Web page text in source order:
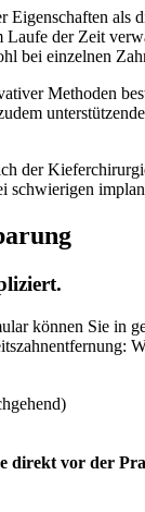
Eigenschaften
der Zeit
bei einzelnen
Methoden
der
können Sie in
direkt vor der